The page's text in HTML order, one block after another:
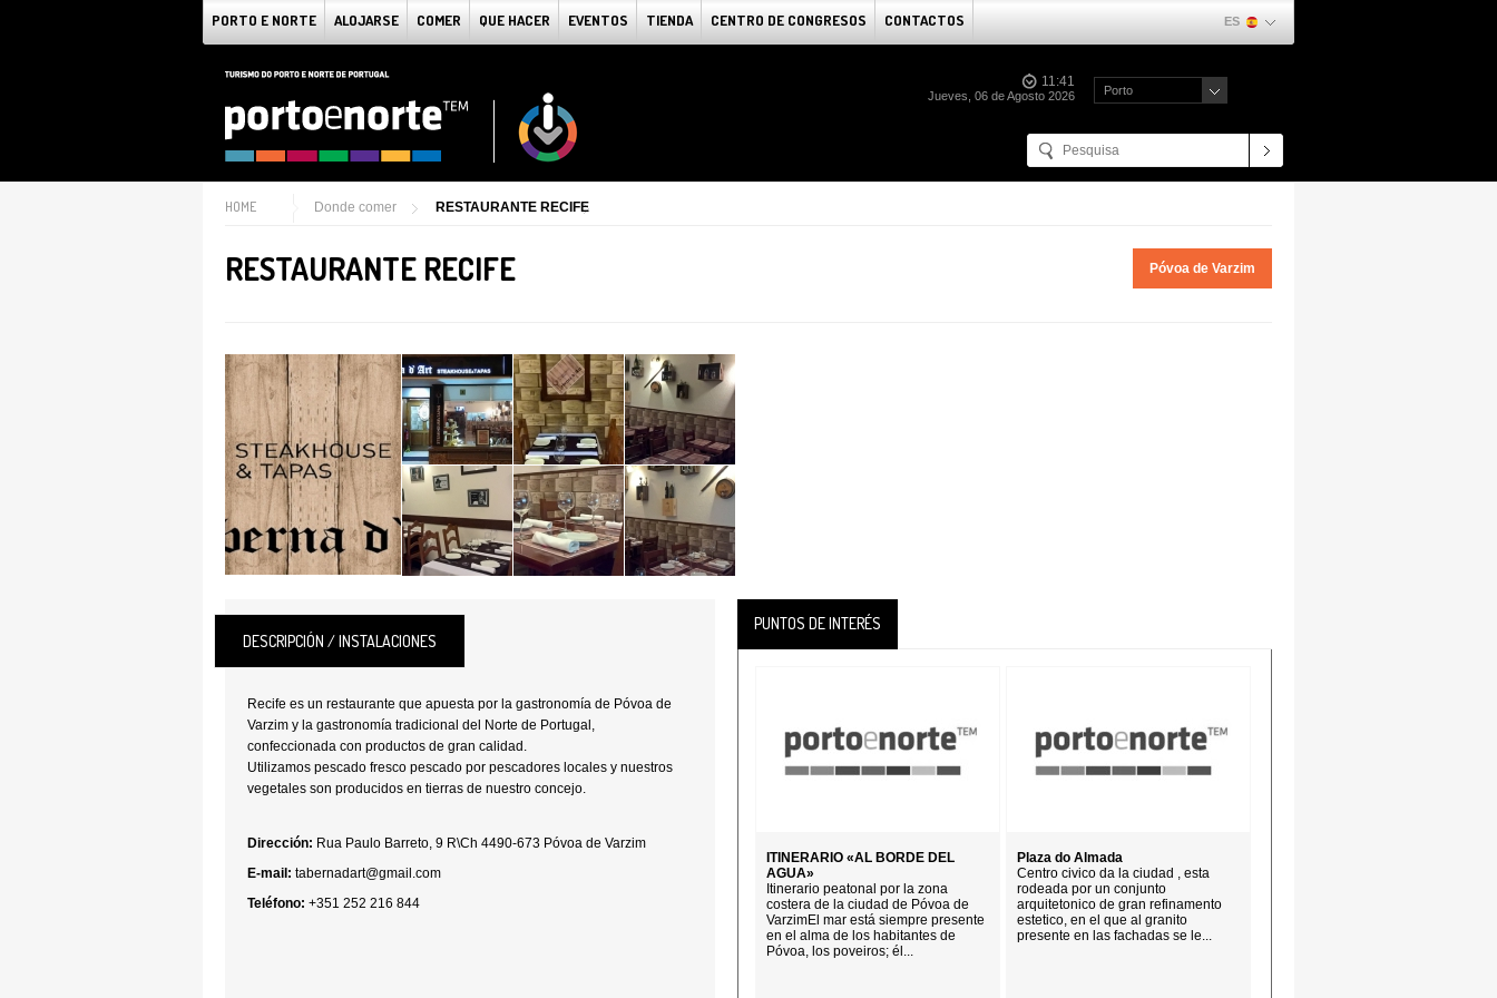
PORTO E NORTE ALOJARSE COMER QUE HACER EVENTOS TIENDA CENTRO DE CONGRESOS CONTACTOS ES
11:41
Jueves, 06 de Agosto 2026 Porto
HOME Donde comer RESTAURANTE RECIFE
RESTAURANTE RECIFE Póvoa de Varzim
DESCRIPCIÓN / INSTALACIONES
Recife es un restaurante que apuesta por la gastronomía de Póvoa de
Varzim y la gastronomía tradicional del Norte de Portugal,
confeccionada con productos de gran calidad.
Utilizamos pescado fresco pescado por pescadores locales y nuestros
vegetales son producidos en tierras de nuestro concejo.
Dirección: Rua Paulo Barreto, 9 R\Ch 4490-673 Póvoa de Varzim
E-mail: tabernadart@gmail.com
Teléfono: +351 252 216 844
PUNTOS DE INTERÉS
ITINERARIO «AL BORDE DEL
AGUA»
Itinerario peatonal por la zona
costera de la ciudad de Póvoa de
VarzimEl mar está siempre presente
en el alma de los habitantes de
Póvoa, los poveiros; él...
Plaza do Almada
Centro civico da la ciudad , esta
rodeada por un conjunto
arquitetonico de gran refinamento
estetico, en el que al granito
presente en las fachadas se le...